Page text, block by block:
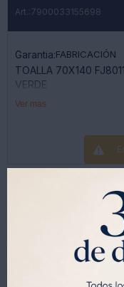
7900033155698
Garantia:FABRICACIÓN
TOALLA 70X140
VERDE
Ver mas
Productos que